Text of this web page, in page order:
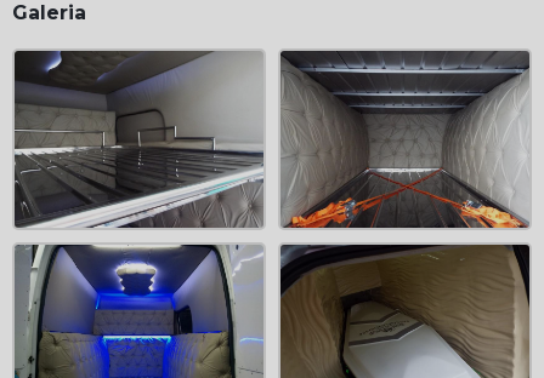
Galeria